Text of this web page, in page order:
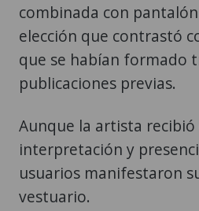
combinada con
elección que contrastó
que se habían formado
publicaciones previas.
Aunque la artista
interpretación y
usuarios manifestaron
vestuario.